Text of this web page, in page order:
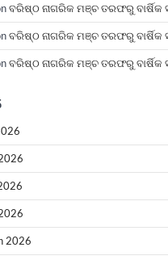
ବରିଷ୍ଠ ନାଗରିକ ମଞ୍ଚ ତରଫରୁ ବାର୍ଷିକ
ବରିଷ୍ଠ ନାଗରିକ ମଞ୍ଚ ତରଫରୁ ବାର୍ଷିକ
ବରିଷ୍ଠ ନାଗରିକ ମଞ୍ଚ ତରଫରୁ ବାର୍ଷିକ
2026